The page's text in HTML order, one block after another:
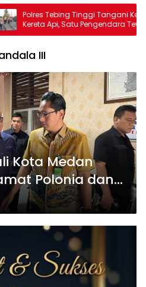
Tangani Kecelakaan
Tewas
III
Kota Medan
Polonia dan
Mandala III